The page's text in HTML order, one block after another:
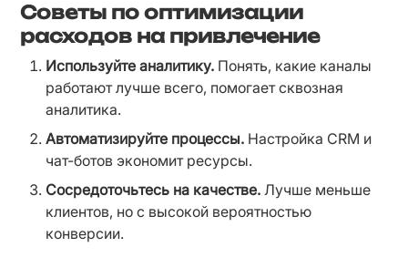
Советы по оптимизации
расходов на привлечение
Используйте аналитику. Понять, какие каналы
работают лучше всего, помогает сквозная
аналитика.
Автоматизируйте процессы. Настройка CRM и
чат-ботов экономит ресурсы.
Сосредоточьтесь на качестве. Лучше меньше
клиентов, но с высокой вероятностью
конверсии.